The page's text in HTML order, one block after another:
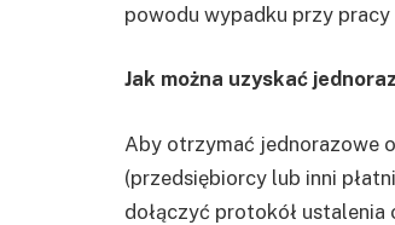
powodu wypadku przy
Jak można uzyskać
Aby otrzymać jednorazowe
(przedsiębiorcy lub inni
dołączyć protokół